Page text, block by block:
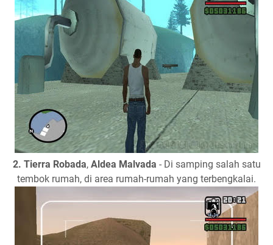
2. Tierra Robada, Aldea Malvada - Di samping salah satu
tembok rumah, di area rumah-rumah yang terbengkalai.